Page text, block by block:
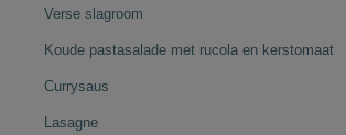
Verse slagroom
Koude pastasalade met rucola en kerstomaat
Currysaus
Lasagne